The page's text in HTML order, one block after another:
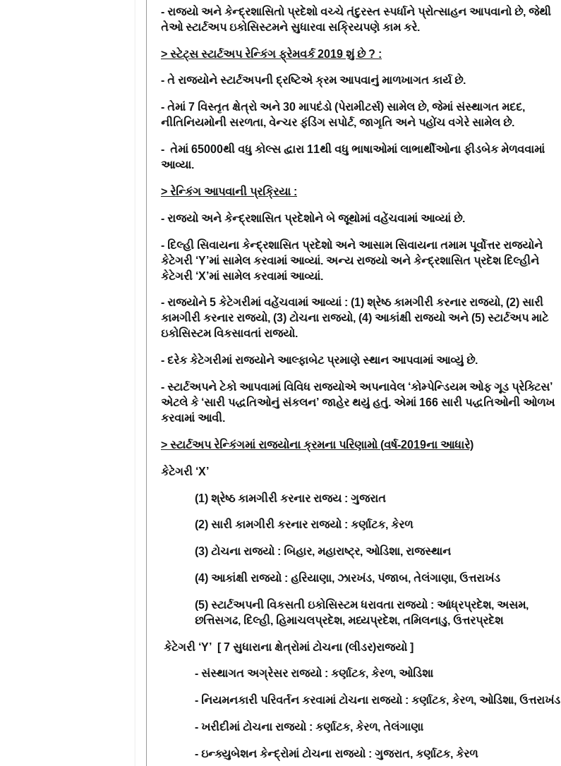
- રાજ્યો અને કેન્દ્રશાસિતો પ્રદેશો વચ્ચે તંદુરસ્ત સ્પર્ધાને પ્રોત્સાહન આપવાનો છે, જેથી
તેઓ સ્ટાર્ટઅપ ઇકોસિસ્ટમને સુધારવા સક્રિયપણે કામ કરે.
> સ્ટેટ્સ સ્ટાર્ટઅપ રેન્કિંગ ફ્રેમવર્ક2019 શું છે ? :
- તે રાજ્યોને સ્ટાર્ટઅપની દ્રષ્ટિએ ક્રમ આપવાનું માળખાગત કાર્ય છે.
- તેમાં 7 વિસ્તૃત ક્ષેત્રો અને 30 માપદંડો (પેરામીટર્સ) સામેલ છે, જેમાં સંસ્થાગત મદદ,
નીતિનિયમોની સરળતા, વેન્ચર ફંડિંગ સપોર્ટ, જાગૃતિ અને પહોંચ વગેરે સામેલ છે.
- તેમાં 65000થી વધુ કોલ્સ દ્વારા 11થી વધુ ભાષાઓમાં લાભાર્થીઓના ફીડબેક મેળવવામાં
આવ્યા.
> રેન્કિંગ આપવાની પ્રક્રિયા :
- રાજ્યો અને કેન્દ્રશાસિત પ્રદેશોને બે જૂથોમાં વહેંચવામાં આવ્યાં છે.
- દિલ્હી સિવાયના કેન્દ્રશાસિત પ્રદેશો અને આસામ સિવાયના તમામ પૂર્વોત્તર રાજ્યોને
કેટેગરી ‘Y’માં સામેલ કરવામાં આવ્યાં. અન્ય રાજ્યો અને કેન્દ્રશાસિત પ્રદેશ દિલ્હીને
કેટેગરી ‘X’માં સામેલ કરવામાં આવ્યાં.
- રાજ્યોને 5 કેટેગરીમાં વહેંચવામાં આવ્યાં : (1) શ્રેષ્ઠ કામગીરી કરનાર રાજ્યો, (2) સારી
કામગીરી કરનાર રાજ્યો, (3) ટોચના રાજ્યો, (4) આકાંક્ષી રાજ્યો અને (5) સ્ટાર્ટઅપ માટે
ઇકોસિસ્ટમ વિકસાવતાં રાજ્યો.
- દરેક કેટેગરીમાં રાજ્યોને આલ્ફાબેટ પ્રમાણે સ્થાન આપવામાં આવ્યું છે.
- સ્ટાર્ટઅપને ટેકો આપવામાં વિવિધ રાજ્યોએ અપનાવેલ ‘કોમ્પેન્ડિયમ ઓફ ગૂડ પ્રેક્ટિસ’
એટલે કે ‘સારી પદ્ધતિઓનું સંકલન’ જાહેર થયું હતું. એમાં 166 સારી પદ્ધતિઓની ઓળખ
કરવામાં આવી.
> સ્ટાર્ટઅપ રેન્કિંગમાં રાજ્યોના ક્રમના પરિણામો (વર્ષ-2019ના આધારે)
કેટેગરી ‘X’
(1) શ્રેષ્ઠ કામગીરી કરનાર રાજ્ય : ગુજરાત
(2) સારી કામગીરી કરનાર રાજ્યો : કર્ણાટક, કેરળ
(3) ટોચના રાજ્યો : બિહાર, મહારાષ્ટ્ર, ઓડિશા, રાજસ્થાન
(4) આકાંક્ષી રાજ્યો : હરિયાણા, ઝારખંડ, પંજાબ, તેલંગાણા, ઉત્તરાખંડ
(5) સ્ટાર્ટઅપની વિકસતી ઇકોસિસ્ટમ ધરાવતા રાજ્યો : આંધ્રપ્રદેશ, અસમ,
છત્તિસગઢ, દિલ્હી, હિમાચલપ્રદેશ, મધ્યપ્રદેશ, તમિલનાડુ, ઉત્તરપ્રદેશ
કેટેગરી ‘Y’ [ 7 સુધારાના ક્ષેત્રોમાં ટોચના (લીડર)રાજ્યો ]
- સંસ્થાગત અગ્રેસર રાજ્યો : કર્ણાટક, કેરળ, ઓડિશા
- નિયમનકારી પરિવર્તન કરવામાં ટોચના રાજ્યો : કર્ણાટક, કેરળ, ઓડિશા, ઉત્તરાખંડ
- ખરીદીમાં ટોચના રાજ્યો : કર્ણાટક, કેરળ, તેલંગાણા
- ઇન્ક્યુબેશન કેન્દ્રોમાં ટોચના રાજ્યો : ગુજરાત, કર્ણાટક, કેરળ